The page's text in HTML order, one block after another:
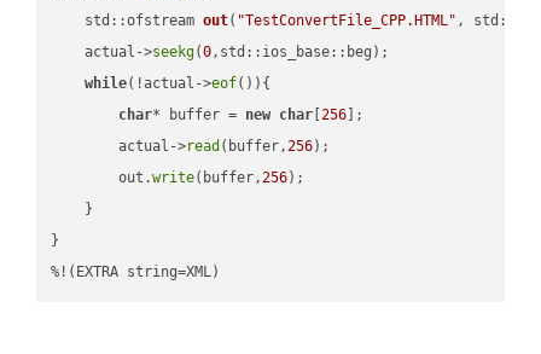
std::ofstream out( "TestConvertFile_CPP.HTML" ,
    actual->
seekg(0,std::ios_base::beg);
while(!actual->eof()){
char* buffer = new char [256 ];
        actual->
read (buffer,256);
        out.
write(buffer,256);
    }
}
%!(EXTRA string=XML)